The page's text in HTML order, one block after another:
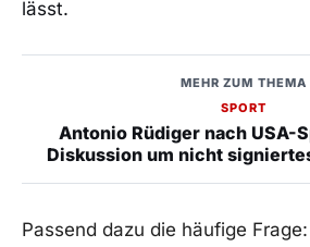
lässt.
MEHR ZUM THEMA
SPORT
Antonio Rüdiger nach USA-
Diskussion um nicht
Passend dazu die häufige Frage: